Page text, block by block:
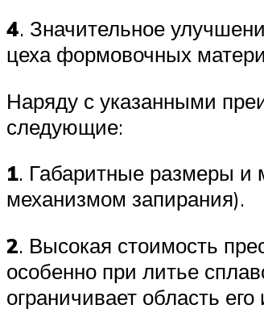
4. Значительное
цеха формовочных
Наряду с указанными
следующие:
1. Габаритные размеры
механизмом запирания).
2. Высокая стоимость
особенно при литье
ограничивает область